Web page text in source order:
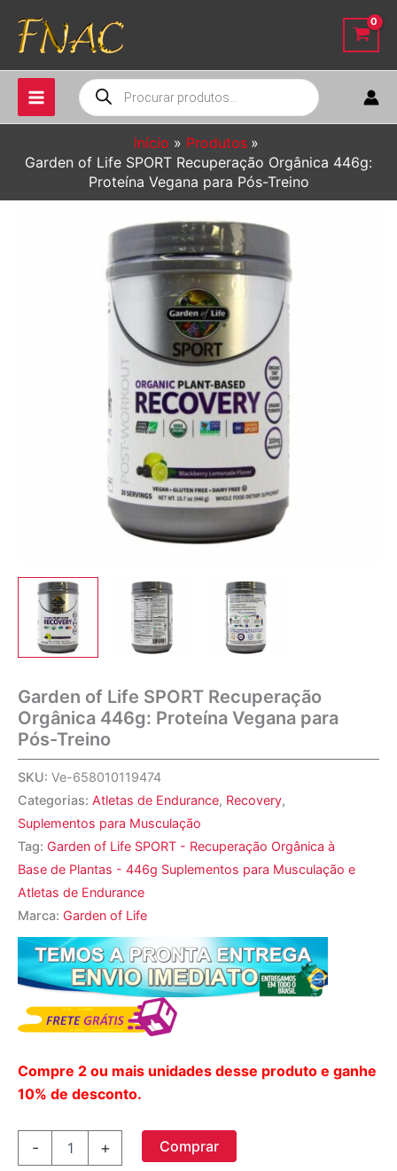
para
conteúdo
Pesquisar
produtos
Início
Produtos
Garden of Life SPORT Recuperação Orgânica 446g:
Proteína Vegana para Pós-Treino
Garden of Life SPORT Recuperação
Orgânica 446g: Proteína Vegana para
Pós-Treino
SKU: Ve-658010119474
Categorias: Atletas de Endurance, Recovery,
Suplementos para Musculação
Tag: Garden of Life SPORT - Recuperação Orgânica à
Base de Plantas - 446g Suplementos para Musculação e
Atletas de Endurance
Marca: Garden of Life
Compre 2 ou mais unidades desse produto e ganhe
10% de desconto.
- + Comprar